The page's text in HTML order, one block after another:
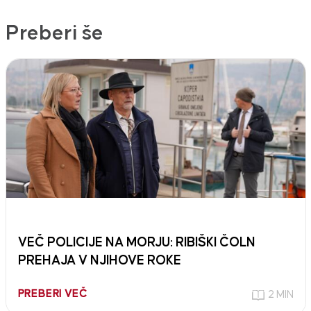
Preberi še
VEČ POLICIJE NA MORJU: RIBIŠKI ČOLN
PREHAJA V NJIHOVE ROKE
PREBERI VEČ 2 MIN